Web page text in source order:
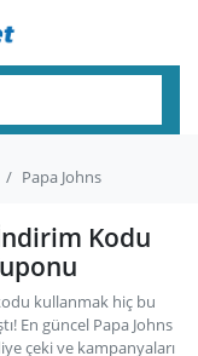
Papa Johns
Kodu
kullanmak hiç bu
En güncel Papa Johns
çeki ve kampanyaları